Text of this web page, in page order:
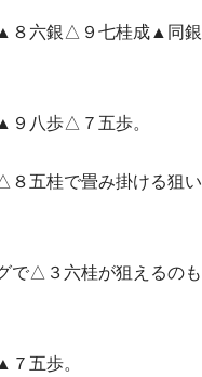
六銀△９七桂成▲同銀
八歩△７五歩。
五桂で畳み掛ける狙い
で△３六桂が狙えるのも
五歩。